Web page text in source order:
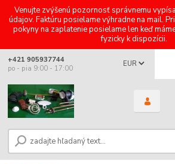
Venujte zvýšenú pozornosť správnemu
údajov. Faktúru posielame výhradne na mail.
pokyny na zaplatenie posielame len keď
fyzicky k dispozícii.
EUR
+421 905937744
po - pia 9:00 - 17:00